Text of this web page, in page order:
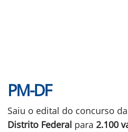
PM-DF
Saiu o edital do concurso da
Distrito Federal para 2.100